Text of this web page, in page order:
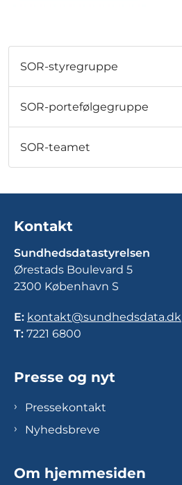
SOR-styregruppe
SOR-portefølgegruppe
SOR-teamet
Kontakt
Sundhedsdatastyrelsen
Ørestads Boulevard 5
2300 København S
E: kontakt@sundhedsdata.dk
T: 7221 6800
Presse og nyt
Pressekontakt
Nyhedsbreve
Om hjemmesiden